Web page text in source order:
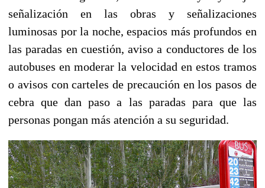
señalización en las obras y señalizaciones
luminosas por la noche, espacios más profundos en
las paradas en cuestión, aviso a conductores de los
autobuses en moderar la velocidad en estos tramos
o avisos con carteles de precaución en los pasos de
cebra que dan paso a las paradas para que las
personas pongan más atención a su seguridad.